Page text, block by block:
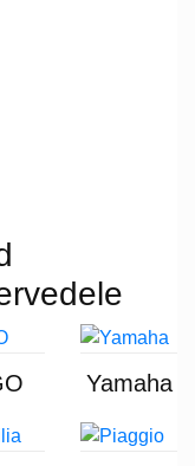
Yamaha